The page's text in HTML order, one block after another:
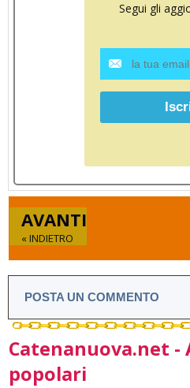
Segui gli
AVANTI
« INDIETRO
POSTA UN COMMENTO
Catenanuova.net -
popolari